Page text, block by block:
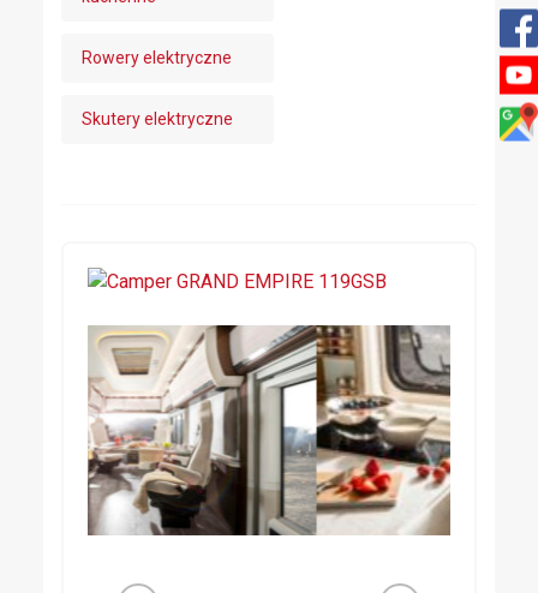
Rowery elektryczne
Skutery elektryczne